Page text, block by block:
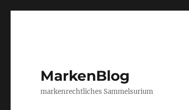
MarkenBlog
markenrechtliches Sammelsurium